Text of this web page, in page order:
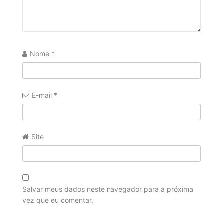
Nome *
E-mail *
Site
Salvar meus dados neste navegador para a próxima
vez que eu comentar.